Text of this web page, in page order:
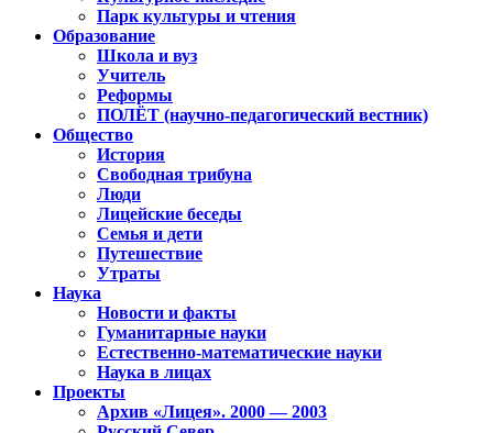
Парк культуры и чтения
Образование
Школа и вуз
Учитель
Реформы
ПОЛЁТ (научно-педагогический вестник)
Общество
История
Свободная трибуна
Люди
Лицейские беседы
Семья и дети
Путешествие
Утраты
Наука
Новости и факты
Гуманитарные науки
Естественно-математические науки
Наука в лицах
Проекты
Архив «Лицея». 2000 — 2003